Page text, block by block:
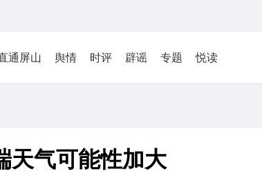
通屏山 舆情 时评 辟谣 专题 悦读
天气可能性加大